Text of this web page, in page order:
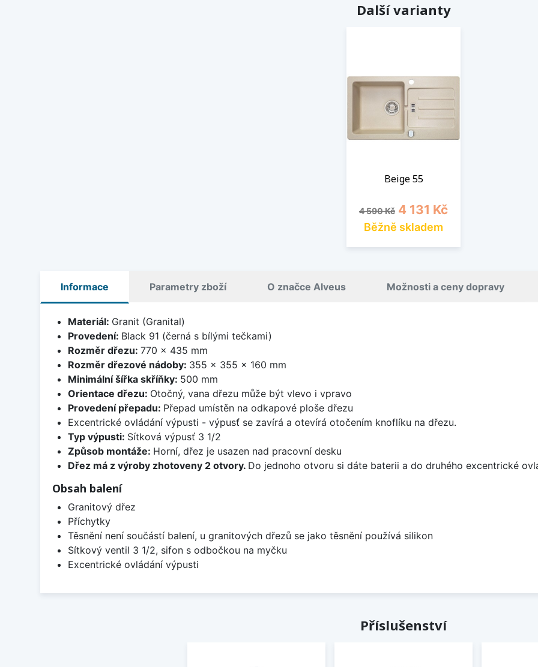
Další varianty
Beige 55
Běžná cena
4 590 Kč Cena
4 131 Kč
Běžně skladem
Informace Parametry zboží O značce Alveus Možnosti a ceny dopravy
Materiál: Granit (Granital)
Provedení: Black 91 (černá s bílými tečkami)
Rozměr dřezu: 770 x 435 mm
Rozměr dřezové nádoby: 355 x 355 x 160 mm
Minimální šířka skříňky: 500 mm
Orientace dřezu: Otočný, vana dřezu může být vlevo i vpravo
Provedení přepadu: Přepad umístěn na odkapové ploše dřezu
Excentrické ovládání výpusti - výpusť se zavírá a otevírá otočením knoflíku na dřezu.
Typ výpusti: Sítková výpusť 3 1/2
Způsob montáže: Horní, dřez je usazen nad pracovní desku
Dřez má z výroby zhotoveny 2 otvory. Do jednoho otvoru si dáte baterii a do druhého excentrické
Obsah balení
Granitový dřez
Příchytky
Těsnění není součástí balení, u granitových dřezů se jako těsnění používá silikon
Sítkový ventil 3 1/2, sifon s odbočkou na myčku
Excentrické ovládání výpusti
Příslušenství